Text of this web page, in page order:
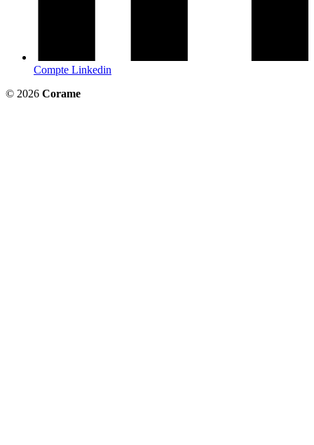
Compte Linkedin
© 2026 Corame